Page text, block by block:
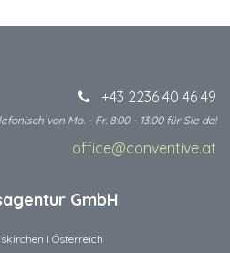
+43 2236 40 46 49
von Mo. - Fr. 8:00 - 13:00 für Sie da!
office@conventive.at
GmbH
I Österreich